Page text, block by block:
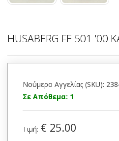
HUSABERG FE 501 '00
Νούμερο Αγγελίας (SKU):
Σε Απόθεμα: 1
Τιμή: € 25.00